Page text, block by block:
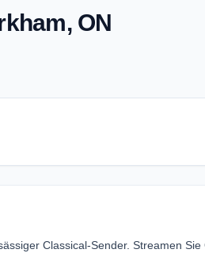
ON
Classical-Sender. Streamen Sie